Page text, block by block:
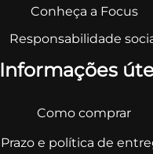
Conheça a Focus
Responsabilidade
Informações
Como comprar
Prazo e política de